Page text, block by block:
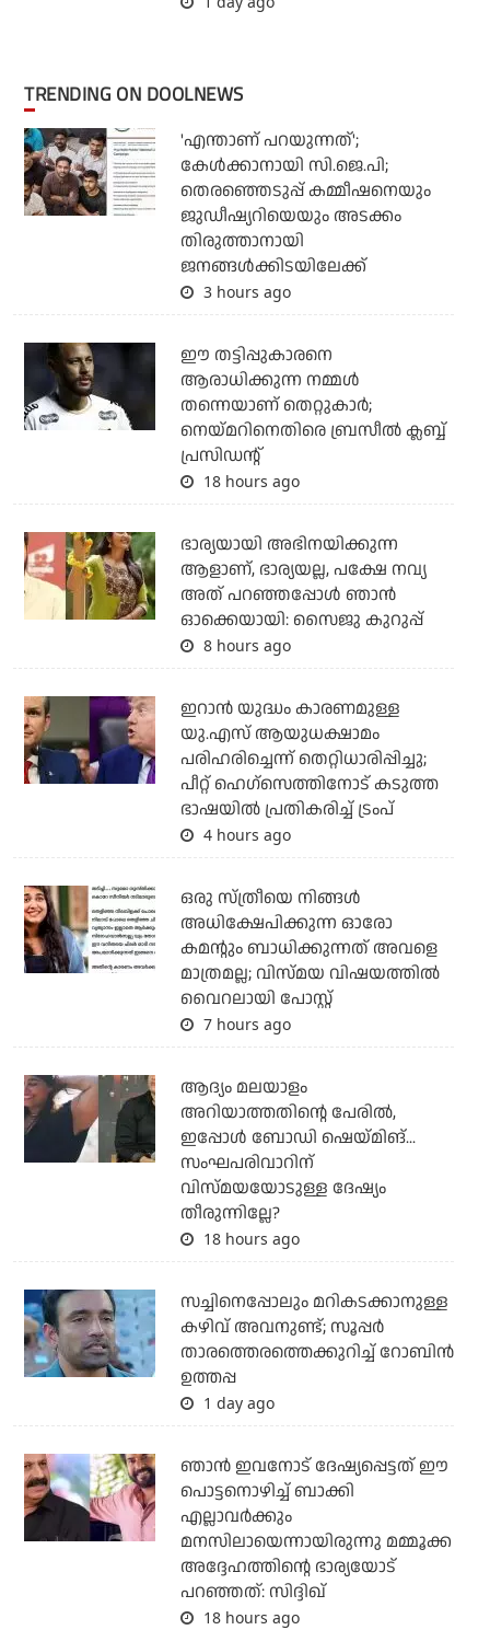
TRENDING ON DOOLNEWS
'എന്താണ് പറയുന്നത്';
കേള്‍ക്കാനായി സി.ജെ.പി;
തെരഞ്ഞെടുപ്പ് കമ്മീഷനെയും
ജുഡീഷ്യറിയെയും അടക്കം
തിരുത്താനായി
ജനങ്ങള്‍ക്കിടയിലേക്ക്
3 hours ago
ഈ തട്ടിപ്പുകാരനെ
ആരാധിക്കുന്ന നമ്മള്‍
തന്നെയാണ് തെറ്റുകാര്‍;
നെയ്മറിനെതിരെ ബ്രസീല്‍ ക്ലബ്ബ്
പ്രസിഡന്റ്
18 hours ago
ഭാര്യയായി അഭിനയിക്കുന്ന
ആളാണ്, ഭാര്യയല്ല, പക്ഷേ നവ്യ
അത് പറഞ്ഞപ്പോള്‍ ഞാന്‍
ഓക്കെയായി: സൈജു കുറുപ്പ്
8 hours ago
ഇറാന്‍ യുദ്ധം കാരണമുള്ള
യു.എസ് ആയുധക്ഷാമം
പരിഹരിച്ചെന്ന് തെറ്റിധാരിപ്പിച്ചു;
പീറ്റ് ഹെഗ്‌സെത്തിനോട് കടുത്ത
ഭാഷയില്‍ പ്രതികരിച്ച് ട്രംപ്
4 hours ago
ഒരു സ്ത്രീയെ നിങ്ങള്‍
അധിക്ഷേപിക്കുന്ന ഓരോ
കമന്റും ബാധിക്കുന്നത് അവളെ
മാത്രമല്ല; വിസ്മയ വിഷയത്തില്‍
വൈറലായി പോസ്റ്റ്
7 hours ago
ആദ്യം മലയാളം
അറിയാത്തതിന്റെ പേരില്‍,
ഇപ്പോള്‍ ബോഡി ഷെയ്മിങ്...
സംഘപരിവാറിന്
വിസ്മയയോടുള്ള ദേഷ്യം
തീരുന്നില്ലേ?
18 hours ago
സച്ചിനെപ്പോലും മറികടക്കാനുള്ള
കഴിവ് അവനുണ്ട്; സൂപ്പര്‍
താരത്തെരത്തെക്കുറിച്ച് റോബിന്‍
ഉത്തപ്പ
1 day ago
ഞാന്‍ ഇവനോട് ദേഷ്യപ്പെട്ടത് ഈ
പൊട്ടനൊഴിച്ച് ബാക്കി
എല്ലാവര്‍ക്കും
മനസിലായെന്നായിരുന്നു മമ്മൂക്ക
അദ്ദേഹത്തിന്റെ ഭാര്യയോട്
പറഞ്ഞത്: സിദ്ദിഖ്
18 hours ago